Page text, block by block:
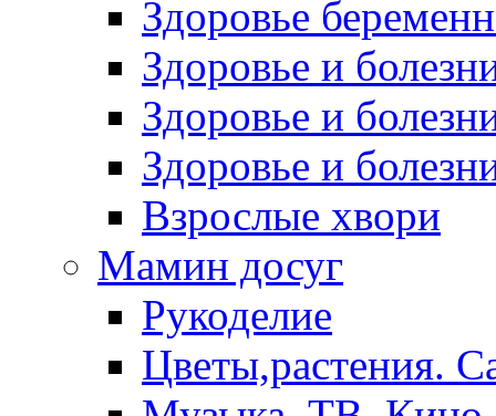
Здоровье
Здоровье и
Здоровье и
Здоровье и
Взрослые хвори
Мамин досуг
Рукоделие
Цветы,растения.